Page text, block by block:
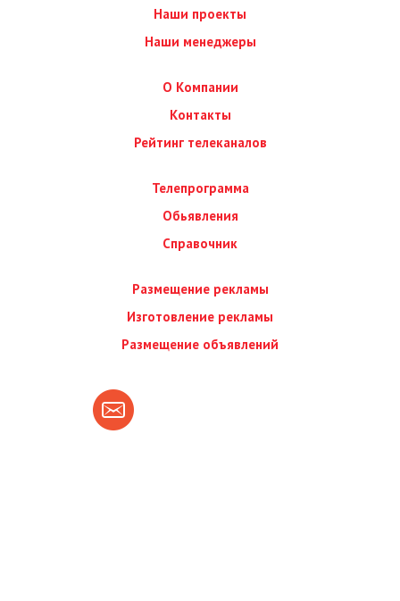
Наши проекты
Наши менеджеры
О Компании
Контакты
Рейтинг телеканалов
Телепрограмма
Обьявления
Справочник
Размещение рекламы
Изготовление рекламы
Размещение объявлений